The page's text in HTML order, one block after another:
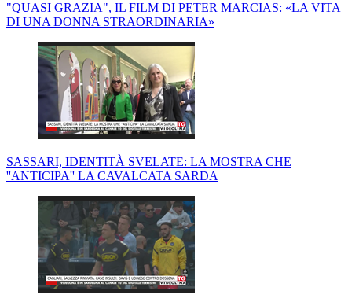
"QUASI GRAZIA", IL FILM DI PETER MARCIAS: «LA VITA
DI UNA DONNA STRAORDINARIA»
SASSARI, IDENTITÀ SVELATE: LA MOSTRA CHE
''ANTICIPA'' LA CAVALCATA SARDA